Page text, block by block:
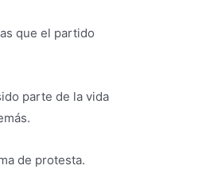
que el partido
parte de la vida
de protesta.